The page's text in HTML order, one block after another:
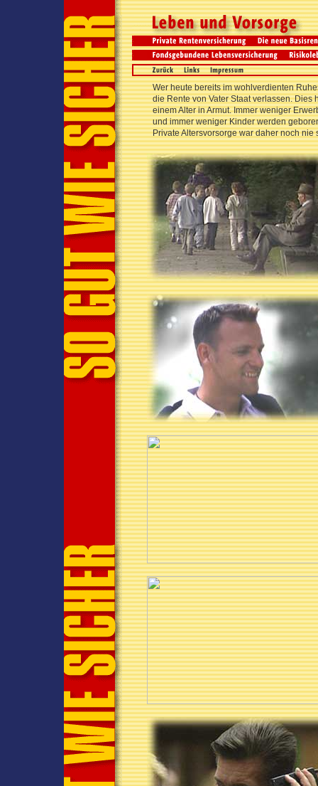
Wer heute bereits im wohlverdienten
die Rente von Vater Staat verlassen.
einem Alter in Armut. Immer weniger
und immer weniger Kinder werden
Private Altersvorsorge war daher noch nie